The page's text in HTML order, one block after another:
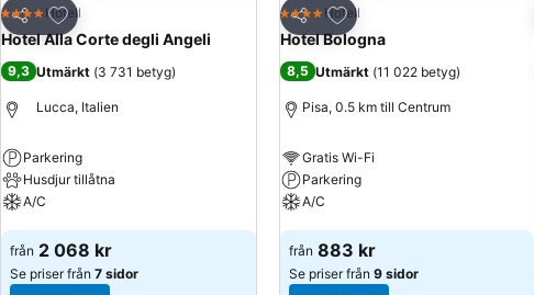
Dela
Lägg till i Mina Favoriter
4 StjärnorHotell
Hotel Alla Corte degli Angeli
9,3 Utmärkt (3 731 betyg)
Lucca, Italien
Parkering
Husdjur tillåtna
A/C
Se priser
från 2 068 kr
Se priser från 7 sidor
Dela
Lägg till i Mina Favoriter
4 StjärnorHotell
Hotel Bologna
8,5 Utmärkt (11 022 betyg)
Pisa, 0.5 km till Centrum
Gratis Wi-Fi
Parkering
A/C
Se priser
från 883 kr
Se priser från 9 sidor